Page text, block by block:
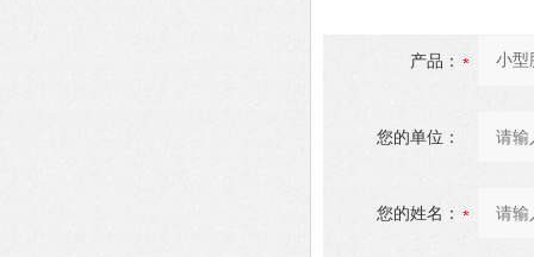
产品：
您的单位：
您的姓名：